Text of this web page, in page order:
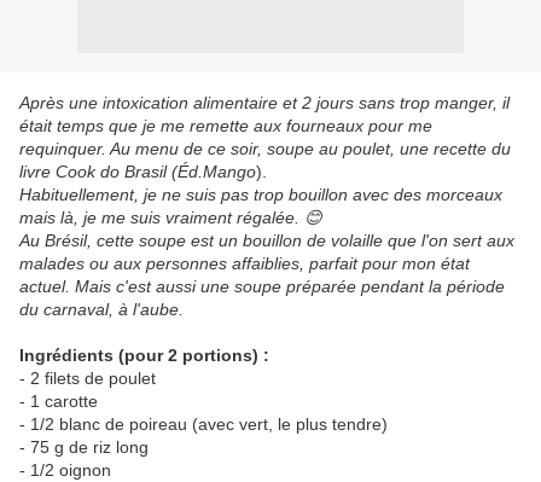
Après une intoxication alimentaire et 2 jours sans trop manger, il
était temps que je me remette aux fourneaux pour me
requinquer. Au menu de ce soir, soupe au poulet, une recette du
livre Cook do Brasil (Éd.Mango).
Habituellement, je ne suis pas trop bouillon avec des morceaux
mais là, je me suis vraiment régalée. 😊
Au Brésil, cette soupe est un bouillon de volaille que l'on sert aux
malades ou aux personnes affaiblies, parfait pour mon état
actuel. Mais c'est aussi une soupe préparée pendant la période
du carnaval, à l'aube.
Ingrédients (pour 2 portions) :
- 2 filets de poulet
- 1 carotte
- 1/2 blanc de poireau (avec vert, le plus tendre)
- 75 g de riz long
- 1/2 oignon